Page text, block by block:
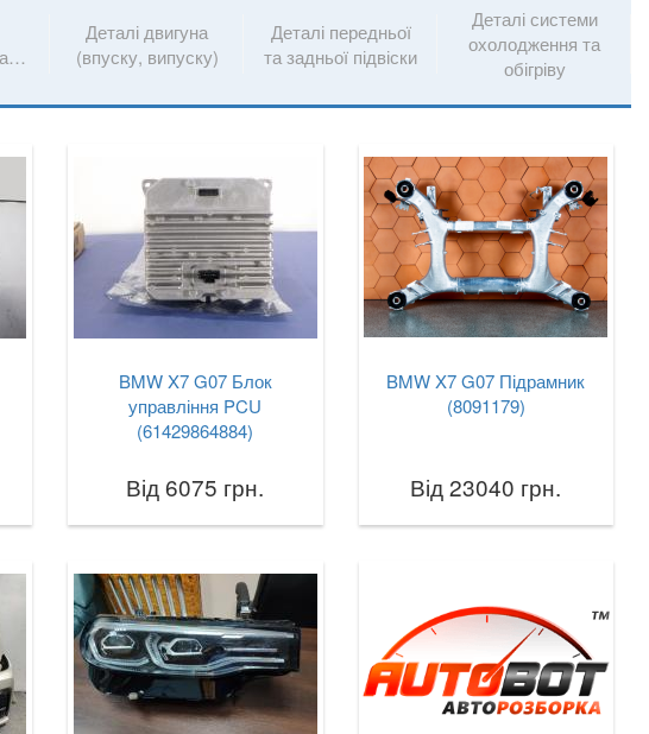
електрообладнання
Деталі двигуна
(впуску, випуску)
Деталі передньої
та задньої підвіски
Деталі системи
охолодження та
обігріву
BMW X7 G07 Блок
управління PCU
(61429864884)
Від 6075 грн.
BMW X7 G07 Підрамник
(8091179)
Від 23040 грн.